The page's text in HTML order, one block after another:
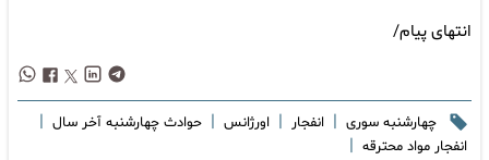
انتهای پیام/
چهارشنبه سوری | انفجار | اورژانس | حوادث چهارشنبه آخر سال |
انفجار مواد محترقه |